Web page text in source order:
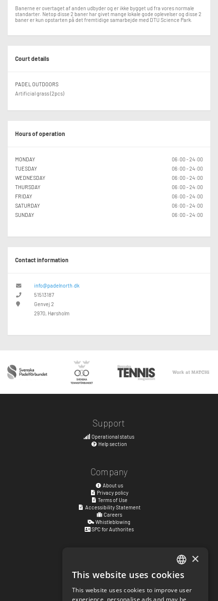
Banerne er overtaget af anden udbyder og er ikke bygget ud fra vores normale
standarter. Netop disse 2 baner har givet mange lokale gode oplevelser og disse 2
baner er kun opstarten på det fremtidige samarbejde med DTU Science Park.
Court details
PADEL OUTDOORS
Artificial grass (2pcs)
Hours of operation
MONDAY
06:00 - 24:00
TUESDAY
06:00 - 24:00
WEDNESDAY
06:00 - 24:00
THURSDAY
06:00 - 24:00
FRIDAY
06:00 - 24:00
SATURDAY
06:00 - 24:00
SUNDAY
06:00 - 24:00
Contact information
info@padelnorth.dk
51513187
Genvej 2
2970, Hørsholm
Support
Operational status
Help section
Company
About us
Privacy policy
Terms of Use
Accessibility Statement
Careers
Whistleblowing
SPC for Authorites
Kyrkogatan 17
411 15Göteborg,Sweden ENGLISH
SWEDISH
×
This website uses cookies
This website uses cookies to improve user
experience, personalise ads and may be